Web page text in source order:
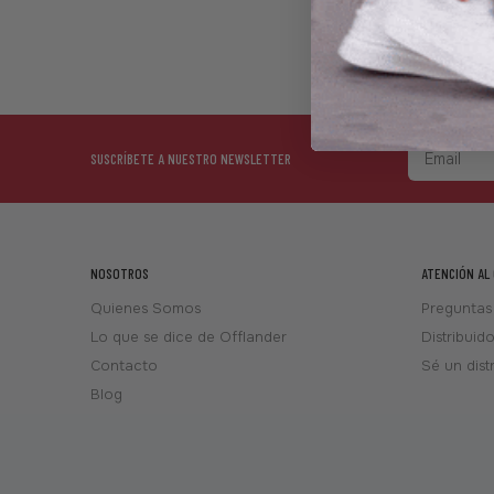
SUSCRÍBETE A NUESTRO NEWSLETTER
NOSOTROS
Quienes Somos
Lo que se dice de Offlander
Contacto
Blog
ATENCIÓN AL
Sé un